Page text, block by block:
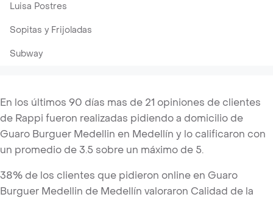
Luisa Postres
Sopitas y Frijoladas
Subway
En los últimos 90 días mas de 21 opiniones de clientes
de Rappi fueron realizadas pidiendo a domicilio de
Guaro Burguer Medellin en Medellín y lo calificaron con
un promedio de 3.5 sobre un máximo de 5.
38% de los clientes que pidieron online en Guaro
Burguer Medellin de Medellín valoraron Calidad de la